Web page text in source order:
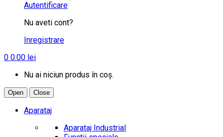
Autentificare
Nu aveti cont?
Inregistrare
0 0.00 lei
Nu ai niciun produs în coș.
Open Close
Aparataj
Aparataj Industrial